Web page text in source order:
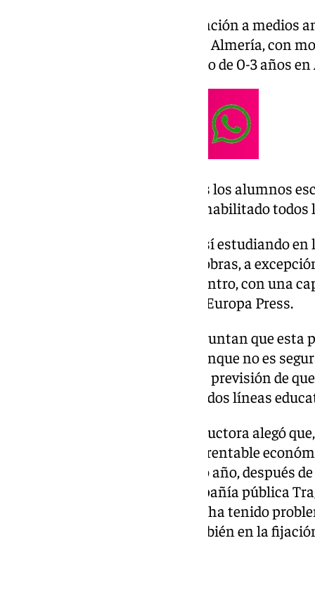
Así se ha expresado en una atención a medios
Infantil Torre de los Ángeles, en Almería, con
curso 2024/2025 del primer ciclo de 0-3 años
Castillo ha explicado que «todos los alumnos
«ahora mismo», ya que «se han habilitado
Los estudiantes continuarán así estudiando
establecidas hasta el fin de las obras, a
uno de los edificios del nuevo centro, con una
a Europa Press.
Desde la Consejería también apuntan que
trabajos se espera definitiva, aunque no es
inició a comienzos de 2022, con previsión de
expectativa de que contara con dos líneas
Sin embargo, la empresa constructora alegó
precio de los materiales, no era rentable
reanudaron a finales del pasado año, después
ejecución de las obras a la compañía pública
han aclarado que esta empresa ha tenido
personal, lo ha repercutido también en la